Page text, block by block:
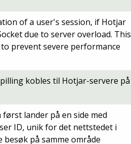
of a user's session, if Hotjar
due to server overload. This
prevent severe performance
kobles til Hotjar-servere på
lander på en side med
ID, unik for det nettstedet i
på samme område